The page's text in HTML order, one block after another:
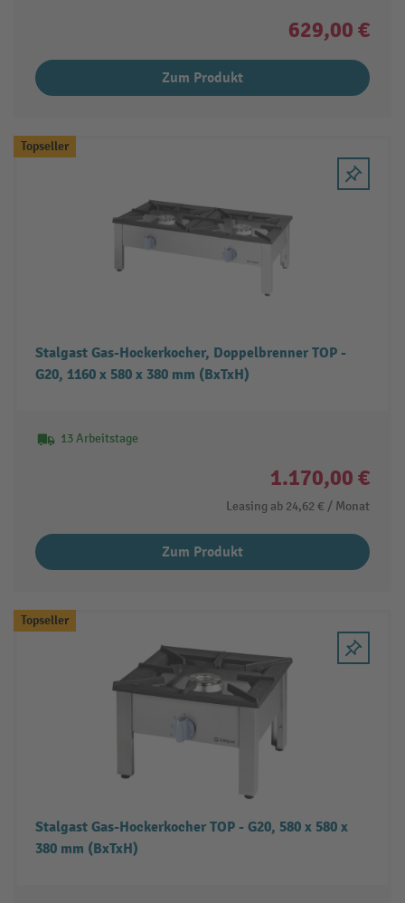
629,00 €
Zum Produkt
Topseller
Stalgast Gas-Hockerkocher, Doppelbrenner TOP -
G20, 1160 x 580 x 380 mm (BxTxH)
13 Arbeitstage
1.170,00 €
Leasing ab 24,62 € / Monat
Zum Produkt
Topseller
Stalgast Gas-Hockerkocher TOP - G20, 580 x 580 x
380 mm (BxTxH)